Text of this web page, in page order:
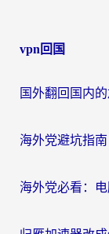
vpn回国